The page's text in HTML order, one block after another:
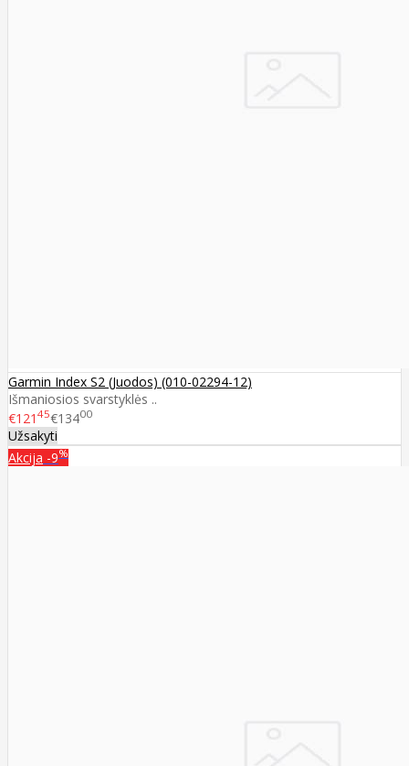
Garmin Index S2 (Juodos) (010-02294-12)
Išmaniosios svarstyklės ..
€121 45€13400
Užsakyti
Akcija -9%